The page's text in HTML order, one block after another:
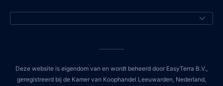
Deze website is eigendom van en wordt beheerd door EasyTerra B.V.,
geregistreerd bij de Kamer van Koophandel Leeuwarden, Nederland,